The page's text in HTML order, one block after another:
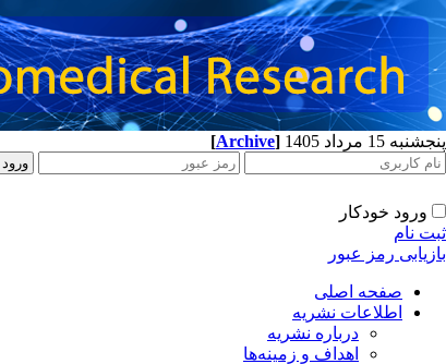
پنجشنبه 15 مرداد 1405 [Archive]
ورود خودکار
ثبت نام
بازیابی رمز عبور
صفحه اصلی
اطلاعات نشریه
درباره نشریه
اهداف و زمینه‌ها